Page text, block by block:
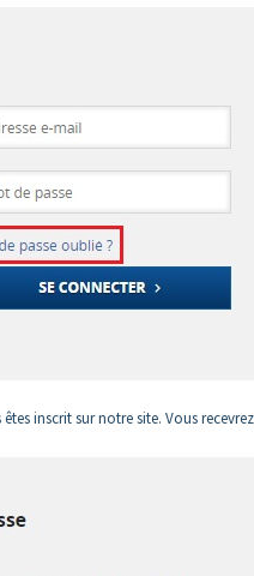
inscrit sur notre site. Vous